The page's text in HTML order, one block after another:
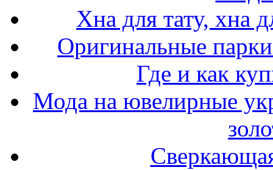
Хна для тату, хна
Оригинальные
Где и как
Мода на ювелирные